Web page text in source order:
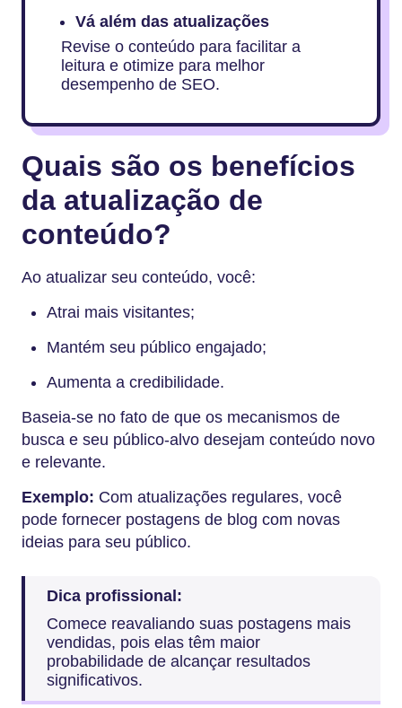
Vá além das atualizações
Revise o conteúdo para facilitar a
leitura e otimize para melhor
desempenho de SEO.
Quais são os benefícios
da atualização de
conteúdo?
Ao atualizar seu conteúdo, você:
Atrai mais visitantes;
Mantém seu público engajado;
Aumenta a credibilidade.
Baseia-se no fato de que os mecanismos de
busca e seu público-alvo desejam conteúdo novo
e relevante.
Exemplo: Com atualizações regulares, você
pode fornecer postagens de blog com novas
ideias para seu público.
Dica profissional:
Comece reavaliando suas postagens mais
vendidas, pois elas têm maior
probabilidade de alcançar resultados
significativos.